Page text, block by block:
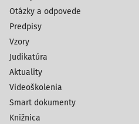
Otázky a odpovede
Predpisy
Vzory
Judikatúra
Aktuality
Videoškolenia
Smart dokumenty
Knižnica